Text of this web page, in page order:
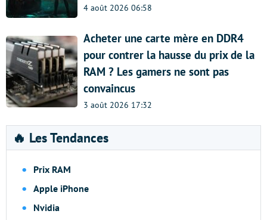
4 août 2026 06:58
Acheter une carte mère en DDR4
pour contrer la hausse du prix de la
RAM ? Les gamers ne sont pas
convaincus
3 août 2026 17:32
🔥 Les Tendances
Prix RAM
Apple iPhone
Nvidia